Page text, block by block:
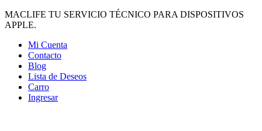
MACLIFE TU SERVICIO TÉCNICO PARA DISPOSITIVOS
APPLE.
Mi Cuenta
Contacto
Blog
Lista de Deseos
Carro
Ingresar